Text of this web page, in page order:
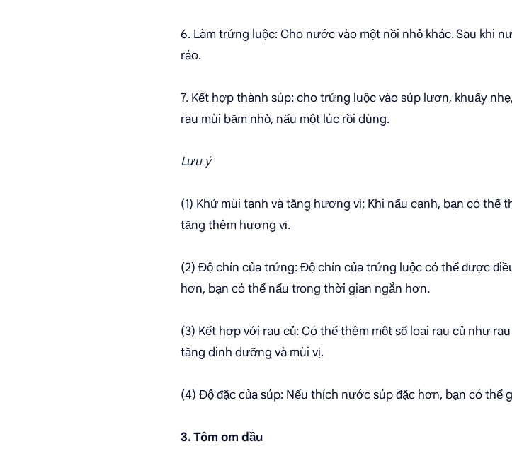
6. Làm trứng luộc: Cho nước vào một nồi nhỏ khác. Sau khi
ráo.
7. Kết hợp thành súp: cho trứng luộc vào súp lươn, khuấy
rau mùi băm nhỏ, nấu một lúc rồi dùng.
Lưu ý
(1) Khử mùi tanh và tăng hương vị: Khi nấu canh, bạn có thể
tăng thêm hương vị.
(2) Độ chín của trứng: Độ chín của trứng luộc có thể được
hơn, bạn có thể nấu trong thời gian ngắn hơn.
(3) Kết hợp với rau củ: Có thể thêm một số loại rau củ như
tăng dinh dưỡng và mùi vị.
(4) Độ đặc của súp: Nếu thích nước súp đặc hơn, bạn có
3. Tôm om dầu